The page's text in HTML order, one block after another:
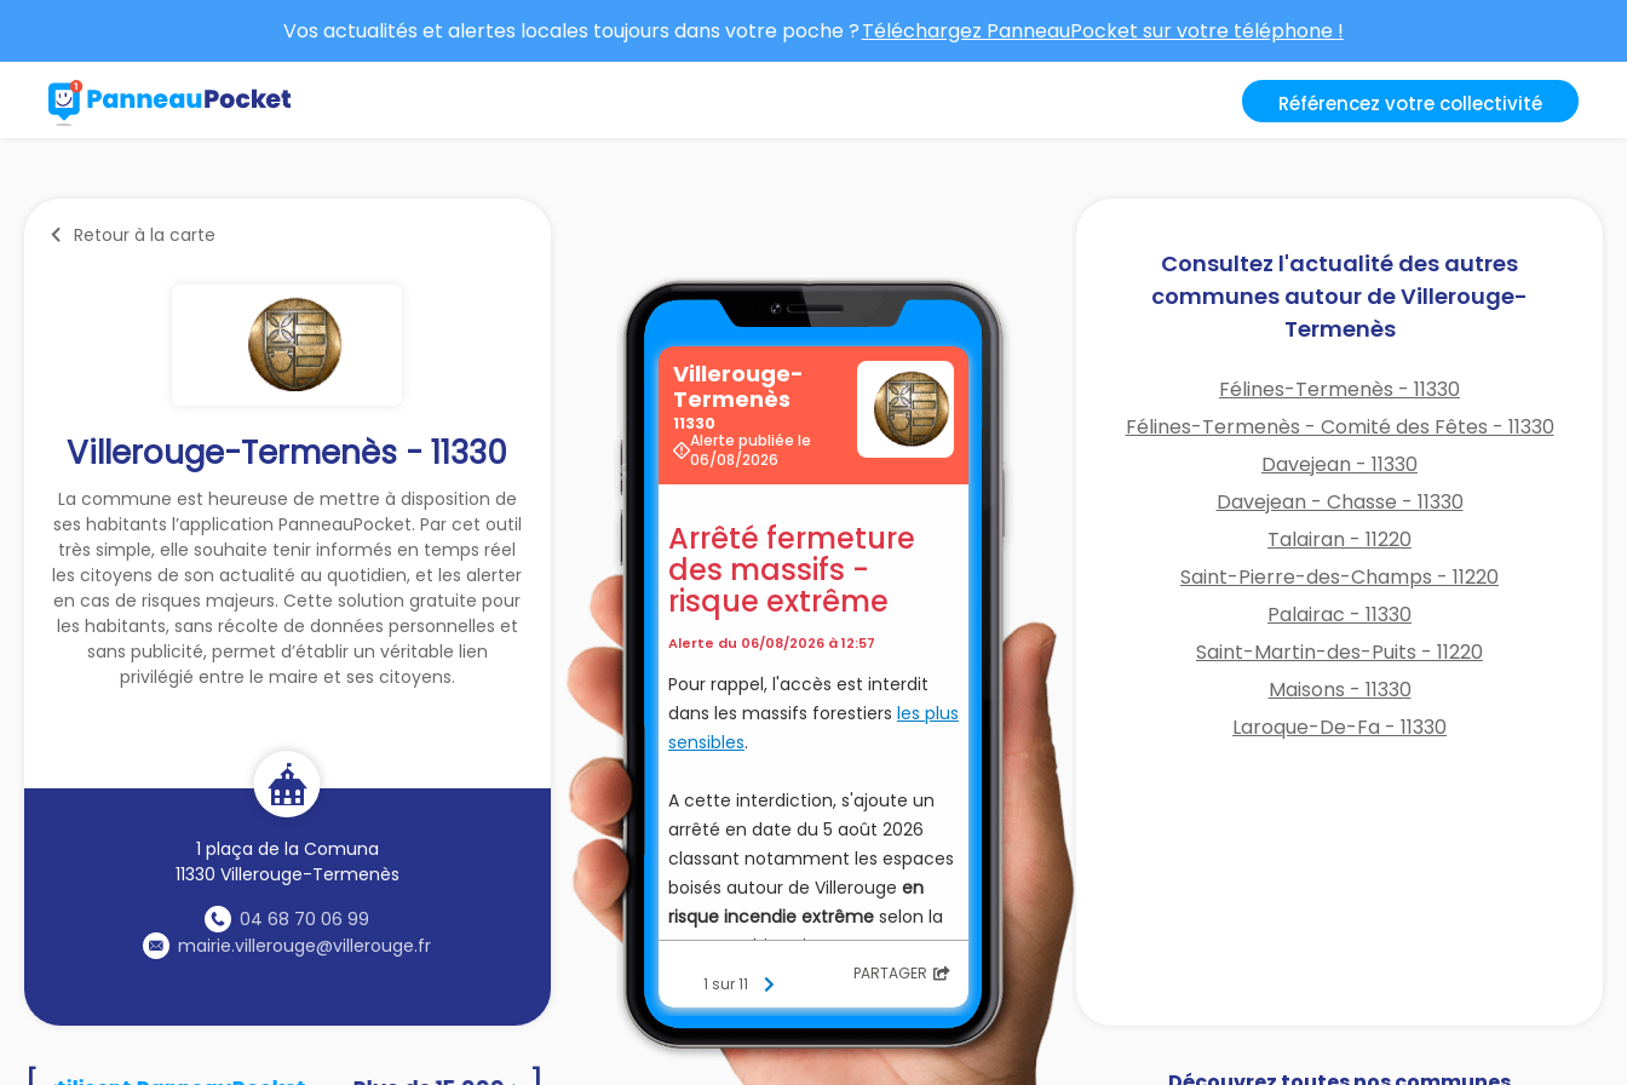
Vos actualités et alertes locales toujours dans votre poche ?Téléchargez PanneauPocket sur votre téléphone !
Référencez votre collectivité
Retour à la carte
Villerouge-Termenès - 11330
La commune est heureuse de mettre à disposition de
ses habitants l’application PanneauPocket. Par cet outil
très simple, elle souhaite tenir informés en temps réel
les citoyens de son actualité au quotidien, et les alerter
en cas de risques majeurs. Cette solution gratuite pour
les habitants, sans récolte de données personnelles et
sans publicité, permet d’établir un véritable lien
privilégié entre le maire et ses citoyens.
1 plaça de la Comuna
11330 Villerouge-Termenès
04 68 70 06 99
mairie.villerouge@villerouge.fr
Villerouge-
Termenès
11330
Alerte publiée le
06/08/2026
Arrêté fermeture
des massifs -
risque extrême
Alerte du 06/08/2026 à 12:57
Pour rappel, l'accès est interdit
dans les massifs forestiers les plus
sensibles.
A cette interdiction, s'ajoute un
arrêté en date du 5 août 2026
classant notamment les espaces
boisés autour de Villerouge en
risque incendie extrême selon la
cartographie suivante:
https://carto2.geo-
ide.din.developpement-
durable.gouv.fr/frontoffice/?
map=f59bbfdb-7c12-42d3-8c25-
1 sur 11 PARTAGER
Consultez l'actualité des autres
communes autour de Villerouge-
Termenès
Félines-Termenès - 11330
Félines-Termenès - Comité des Fêtes - 11330
Davejean - 11330
Davejean - Chasse - 11330
Talairan - 11220
Saint-Pierre-des-Champs - 11220
Palairac - 11330
Saint-Martin-des-Puits - 11220
Maisons - 11330
Laroque-De-Fa - 11330